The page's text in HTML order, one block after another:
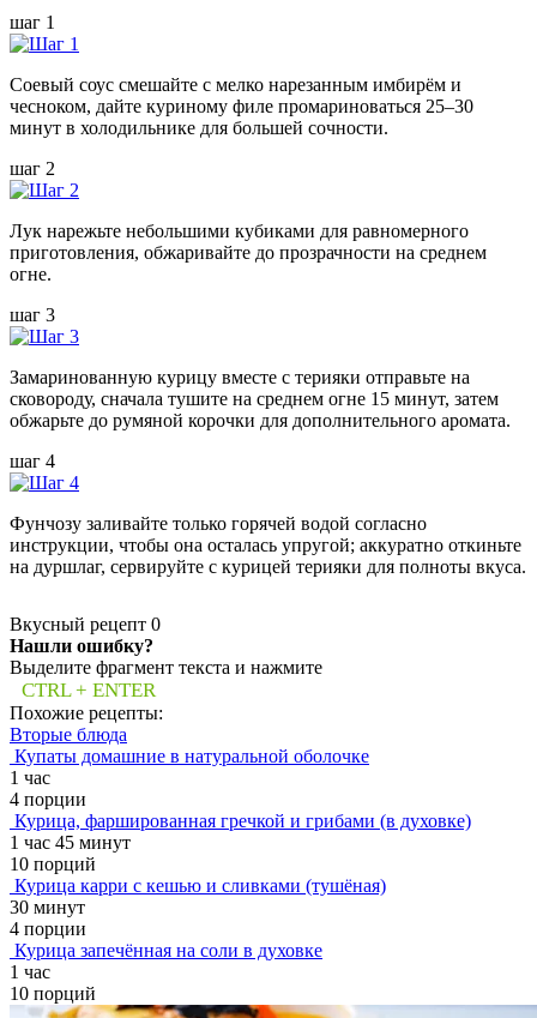
шаг 1
Соевый соус смешайте с мелко нарезанным имбирём и
чесноком, дайте куриному филе промариноваться 25–30
минут в холодильнике для большей сочности.
шаг 2
Лук нарежьте небольшими кубиками для равномерного
приготовления, обжаривайте до прозрачности на среднем
огне.
шаг 3
Замаринованную курицу вместе с терияки отправьте на
сковороду, сначала тушите на среднем огне 15 минут, затем
обжарьте до румяной корочки для дополнительного аромата.
шаг 4
Фунчозу заливайте только горячей водой согласно
инструкции, чтобы она осталась упругой; аккуратно откиньте
на дуршлаг, сервируйте с курицей терияки для полноты вкуса.
Вкусный рецепт 0
Нашли ошибку?
Выделите фрагмент текста и нажмите
CTRL + ENTER
Похожие рецепты:
Вторые блюда
Купаты домашние в натуральной оболочке
1 час
4 порции
Курица, фаршированная гречкой и грибами (в духовке)
1 час 45 минут
10 порций
Курица карри с кешью и сливками (тушёная)
30 минут
4 порции
Курица запечённая на соли в духовке
1 час
10 порций